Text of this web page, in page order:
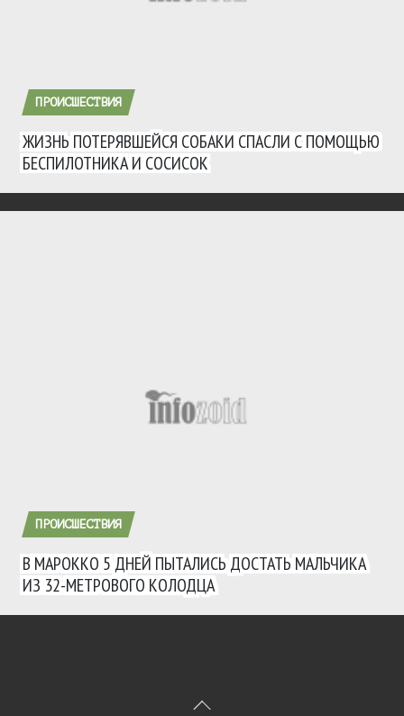
ПРОИСШЕСТВИЯ
ЖИЗНЬ ПОТЕРЯВШЕЙСЯ СОБАКИ СПАСЛИ С ПОМОЩЬЮ
БЕСПИЛОТНИКА И СОСИСОК
ПРОИСШЕСТВИЯ
В МАРОККО 5 ДНЕЙ ПЫТАЛИСЬ ДОСТАТЬ МАЛЬЧИКА
ИЗ 32-МЕТРОВОГО КОЛОДЦА